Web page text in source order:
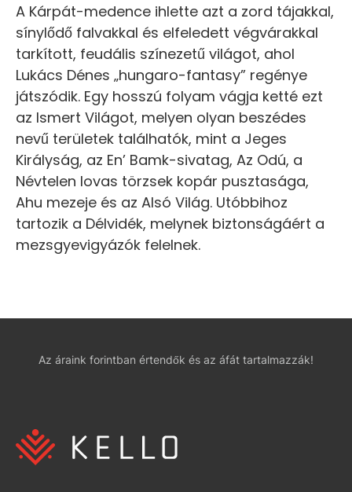
A Kárpát-medence ihlette azt a zord tájakkal,
sínylődő falvakkal és elfeledett végvárakkal
tarkított, feudális színezetű világot, ahol
Lukács Dénes „hungaro-fantasy” regénye
játszódik. Egy hosszú folyam vágja ketté ezt
az Ismert Világot, melyen olyan beszédes
nevű területek találhatók, mint a Jeges
Királyság, az En’ Bamk-sivatag, Az Odú, a
Névtelen lovas törzsek kopár pusztasága,
Ahu mezeje és az Alsó Világ. Utóbbihoz
tartozik a Délvidék, melynek biztonságáért a
mezsgyevigyázók felelnek.
Az áraink forintban értendők és az áfát tartalmazzák!